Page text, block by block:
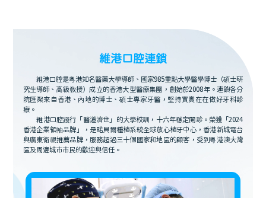
維港口腔連鎖
維港口腔是粵港知名醫藥大學導師、國家985重點大學醫學博士（碩士研
究生導師、高級教授）成立的香港大型醫療集團，創始於2008年。連鎖各分
院匯聚來自香港、內地的博士、碩士專家牙醫，堅持實實在在做好牙科診
療。
維港口腔踐行「醫道濟世」的大學校訓，十六年穩定開診。榮獲「2024
香港企業領袖品牌」，是諾貝爾種植系統全球放心植牙中心，香港新城電台
與廣東衛視推薦品牌，服務超過三十個國家和地區的顧客，受到粵港澳大灣
區及周邊城市市民的歡迎與信任。